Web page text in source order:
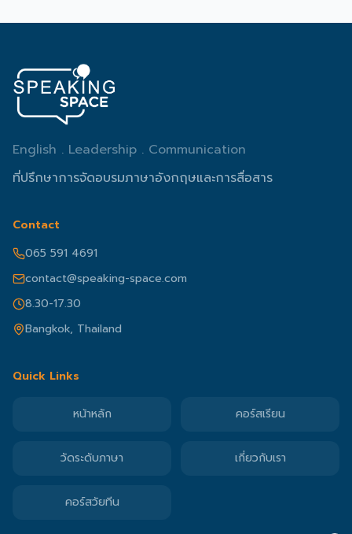
English . Leadership . Communication
ที่ปรึกษาการจัดอบรมภาษาอังกฤษและการสื่อสาร
Contact
065 591 4691
contact@speaking-space.com
8.30-17.30
Bangkok, Thailand
Quick Links
หน้าหลัก คอร์สเรียน
วัดระดับภาษา เกี่ยวกับเรา
คอร์สวัยทีน